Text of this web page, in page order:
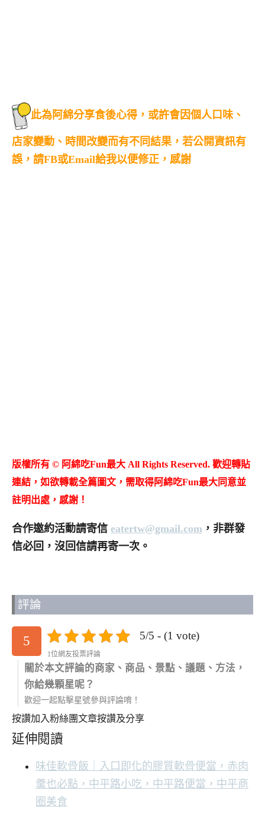
此為阿綿分享食後心得，或許會因個人口味、
店家變動、時間改變而有不同結果，若公開資訊有
誤，請FB或Email給我以便修正，感謝
版權所有 © 阿綿吃Fun最大 All Rights Reserved. 歡迎轉貼
連結，如欲轉載全篇圖文，需取得阿綿吃Fun最大同意並
註明出處，感謝！
合作邀約活動請寄信 eatertw@gmail.com ，非群發
信必回，沒回信請再寄一次。
評論
5 5/5 - (1 vote)
1位網友投票評論
關於本文評論的商家、商品、景點、議題、方法，
你給幾顆星呢？
歡迎一起點擊星號參與評論唷！
按讚加入粉絲團文章按讚及分享
延伸閱讀
味佳軟骨飯｜入口即化的膠質軟骨便當，赤肉
羹也必點，中平路小吃，中平路便當，中平商
圈美食